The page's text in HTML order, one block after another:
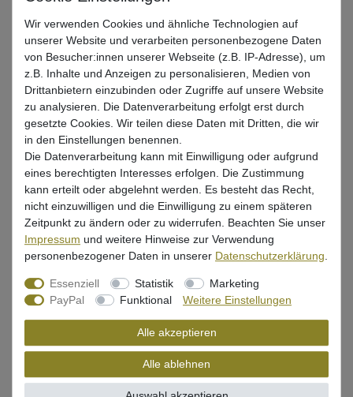
Informationen zur Berechnung des Liefertermins hier
Mehr als 5 Stück verfügbar
In den Warenkorb
Wunschliste
Beschreibung
Bewertung
Produktsicherheit
Mosella Ersatzgummi in grün für Schleuder
Durchmesser: 3,5mm
Wir verwenden Cookies und ähnliche Technologien auf
unserer Website und verarbeiten personenbezogene Daten
von Besucher:innen unserer Webseite (z.B. IP-Adresse), um
z.B. Inhalte und Anzeigen zu personalisieren, Medien von
Drittanbietern einzubinden oder Zugriffe auf unsere Website
zu analysieren. Die Datenverarbeitung erfolgt erst durch
gesetzte Cookies. Wir teilen diese Daten mit Dritten, die wir
in den Einstellungen benennen.
Die Datenverarbeitung kann mit Einwilligung oder aufgrund
eines berechtigten Interesses erfolgen. Die Zustimmung
kann erteilt oder abgelehnt werden. Es besteht das Recht,
nicht einzuwilligen und die Einwilligung zu einem späteren
Zeitpunkt zu ändern oder zu widerrufen. Beachten Sie unser
Impressum und weitere Hinweise zur Verwendung
personenbezogener Daten in unserer Daten­schutz­erklärung
Essenziell Statistik
Marketing
PayPal
Funktional Weitere Einstellungen
Alle akzeptieren
Alle ablehnen